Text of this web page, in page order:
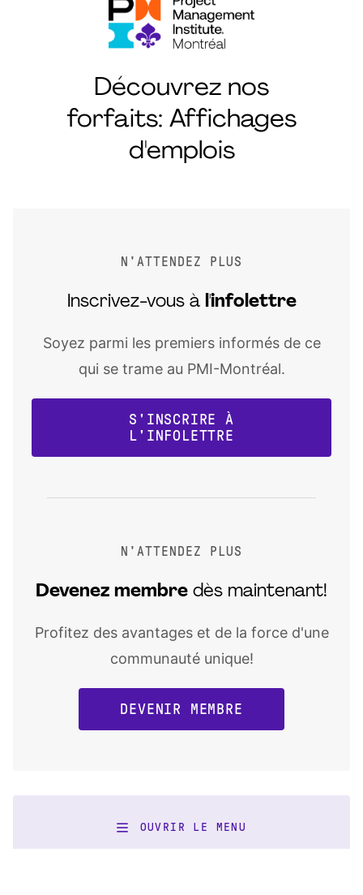
Découvrez nos
forfaits: Affichages
d'emplois
N'ATTENDEZ PLUS
Inscrivez-vous à l'infolettre
Soyez parmi les premiers informés de ce
qui se trame au PMI-Montréal.
S'INSCRIRE À
L'INFOLETTRE
N'ATTENDEZ PLUS
Devenez membre dès maintenant!
Profitez des avantages et de la force d'une
communauté unique!
DEVENIR MEMBRE
OUVRIR LE MENU